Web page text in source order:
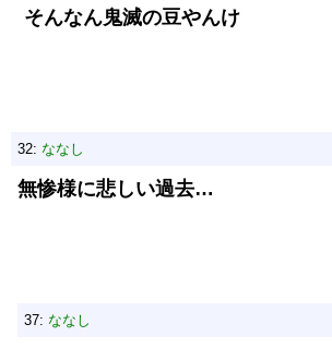
そんなん鬼滅の豆やんけ
32: ななし
無惨様に悲しい過去…
37: ななし